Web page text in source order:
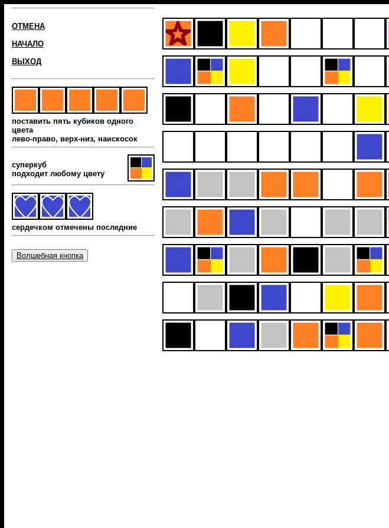
ОТМЕНА
НАЧАЛО
ВЫХОД
поставить пять кубиков одного
цвета
лево-право, верх-низ, наиcкосок
суперкуб
подходит любому цвету
сердечком отмечены последние
Волшебная кнопка